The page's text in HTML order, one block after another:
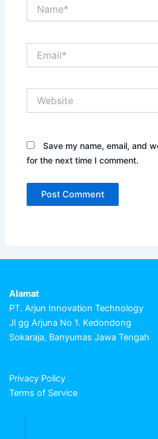
Save my name, email, and
for the next time I comment.
Alamat
PT. Arjun Innovation Technology
Jl gg Arjuna No 1. Kedondong
Sokaraja, Banyumas Jawa Tengah
Privacy Policy
Terms of Service